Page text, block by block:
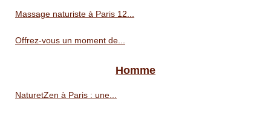
Massage naturiste à Paris 12...
Offrez-vous un moment de...
Homme
NaturetZen à Paris : une...